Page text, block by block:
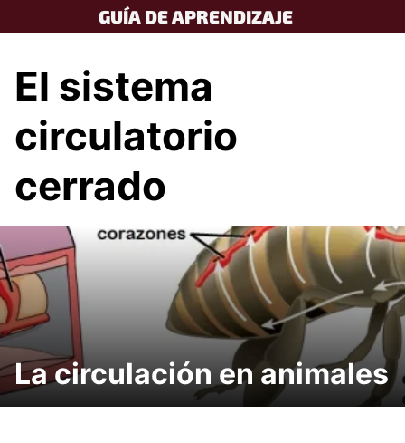
to
GUÍA DE APRENDIZAJE
El sistema
circulatorio
cerrado
La circulación en animales